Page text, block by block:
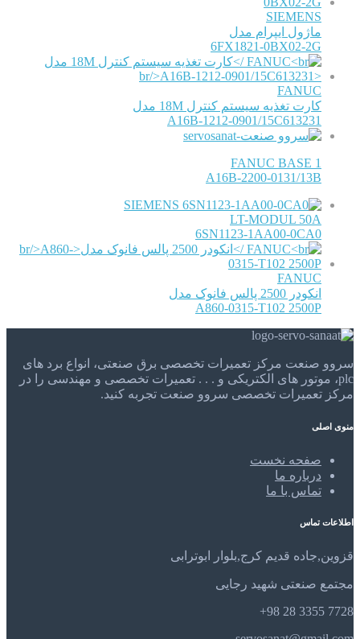
SIEMENS
ماژول ایپرام مدل
6FX1821-0BX02-2G
FANUC
کارت تغذیه سیستم کنترل 18M مدل
A16B-1212-0901/15C613231
FANUC BASE 1
A16B-2200-0131/13B
SIEMENS
LT-MODUL 50A
6SN1123-1AA00-0CA0
FANUC
انکودر 2500 پالس فانوک مدل
A860-0315-T102 2500P
سروو صنعت مرکز تعمیرات تخصصی برق صنعتی، انواع برد های
plc، موتور های الکتریکی و . . . تعمیرات تخصصی و مهندسی را در
مرکز تعمیرات تخصصی سروو صنعت تجربه کنید.
منوی اصلی
صفحه نخست
درباره ما
تماس با ما
اطلاعات تماس
قزوین,جاده قدیم کرج,بلوار ابوترابی
مجتمع صنعتی شهید رجایی
7728 3355 28 98+